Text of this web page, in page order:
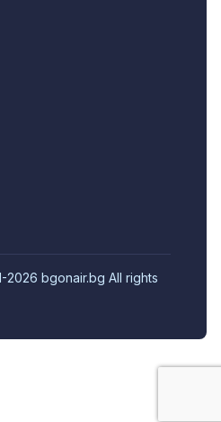
2026 bgonair.bg All rights